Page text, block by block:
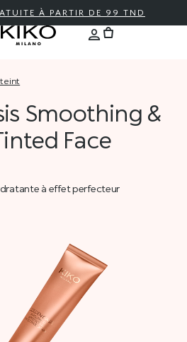
À PARTIR DE 99 TND
Smoothing &
Face
à effet perfecteur